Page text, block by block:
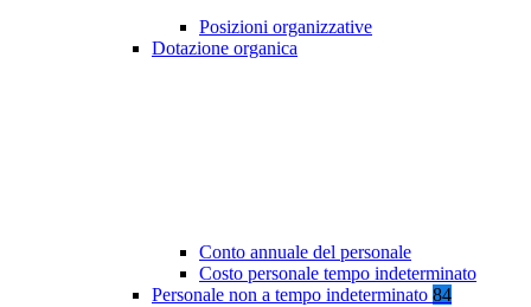
Posizioni organizzative
Dotazione organica
Conto annuale del personale
Costo personale tempo indeterminato
Personale non a tempo indeterminato 84